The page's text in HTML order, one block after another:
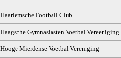
Haarlemsche Football Club
Haagsche Gymnasiasten Voetbal Vereeniging
Hooge Mierdense Voetbal Vereniging